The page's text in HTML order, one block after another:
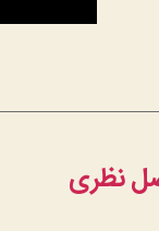
نظری